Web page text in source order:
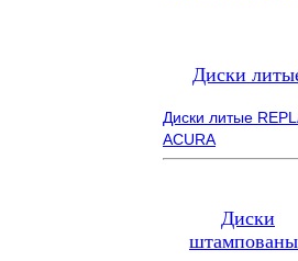
Диски
Диски литые
ACURA
Диски